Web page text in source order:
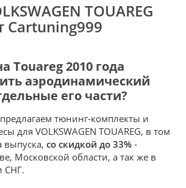
TOUAREG
Cartuning999
Touareg 2010 года
аэродинамический
его части?
тюнинг-комплекты и
для VOLKSWAGEN TOUAREG, в том
выпуска,со скидкой до 33% -
Московской области, а так же в
СНГ.